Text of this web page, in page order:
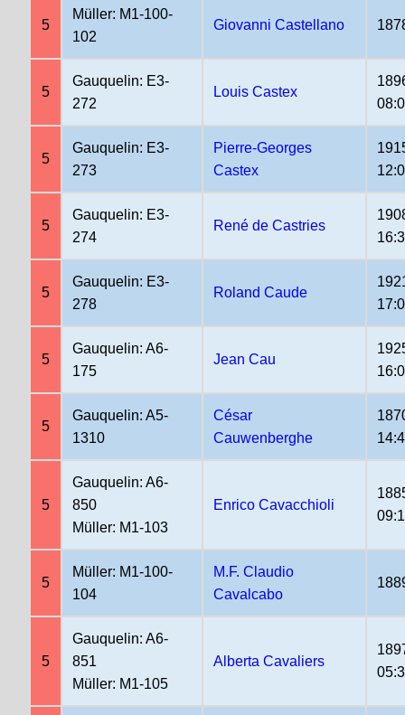
5
Müller: M1-100-
102
Giovanni Castellano
5
Gauquelin: E3-
272
Louis Castex
5
Gauquelin: E3-
273
Pierre-Georges
Castex
5
Gauquelin: E3-
274
René de Castries
5
Gauquelin: E3-
278
Roland Caude
5
Gauquelin: A6-
175
Jean Cau
5
Gauquelin: A5-
1310
César
Cauwenberghe
5
Gauquelin: A6-
850
Müller: M1-103
Enrico Cavacchioli
5
Müller: M1-100-
104
M.F. Claudio
Cavalcabo
5
Gauquelin: A6-
851
Müller: M1-105
Alberta Cavaliers